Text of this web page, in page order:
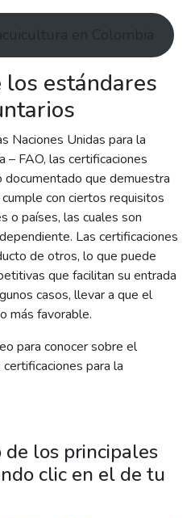
estándares
Naciones Unidas para la
– FAO, las certificaciones
que demuestra
con ciertos requisitos
o países, las cuales son
Las certificaciones
de otros, lo que puede
que facilitan su entrada
casos, llevar a que el
más favorable.
para conocer sobre el
para la
los principales
clic en el de tu